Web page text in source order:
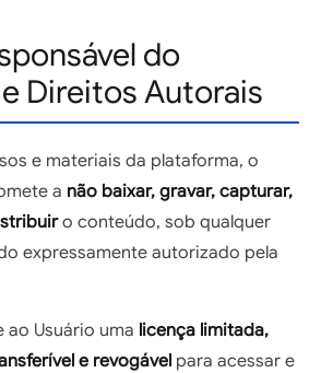
do
Direitos Autorais
e materiais da plataforma, o
a não baixar, gravar, capturar,
o conteúdo, sob qualquer
expressamente autorizado pela
Usuário uma licença limitada,
e revogável para acessar e